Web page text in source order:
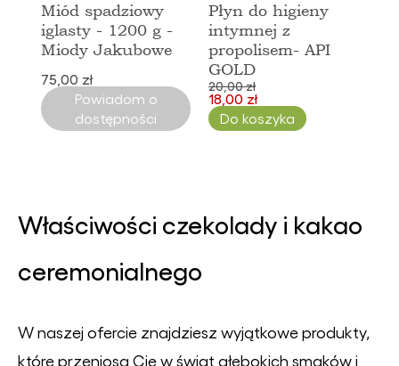
Miód spadziowy
iglasty - 1200 g -
Miody Jakubowe
75,00 zł
Powiadom o
dostępności
Płyn do higieny
intymnej z
propolisem- API
GOLD
20,00 zł
18,00 zł
Do koszyka
Właściwości czekolady i kakao
ceremonialnego
W naszej ofercie znajdziesz wyjątkowe produkty,
które przeniosą Cię w świat głębokich smaków i